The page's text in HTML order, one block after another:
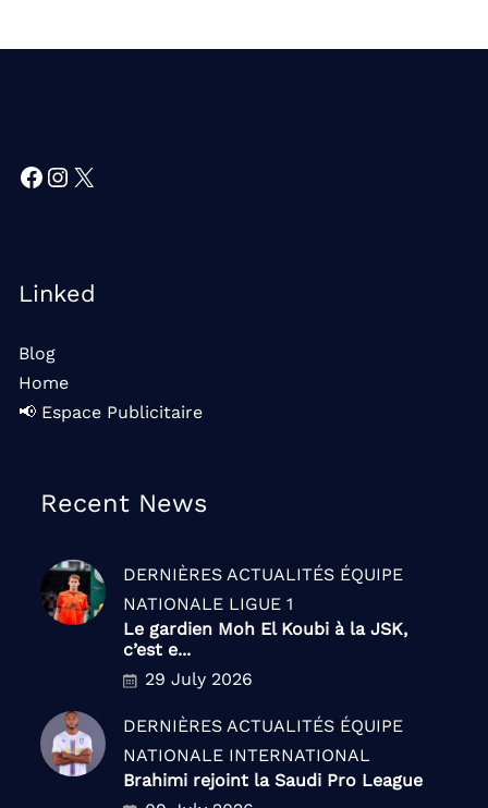
Facebook
Instagram
X
Linked
Blog
Home
📢 Espace Publicitaire
Recent News
DERNIÈRES ACTUALITÉS ÉQUIPE
NATIONALE LIGUE 1
Le gardien Moh El Koubi à la JSK,
c’est e...
29 July 2026
DERNIÈRES ACTUALITÉS ÉQUIPE
NATIONALE INTERNATIONAL
Brahimi rejoint la Saudi Pro League